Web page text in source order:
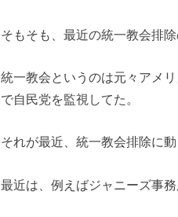
そもそも、最近の統一教会排除
統一教会というのは元々アメ
で自民党を監視してた。
それが最近、統一教会排除に動
最近は、例えばジャニーズ事務